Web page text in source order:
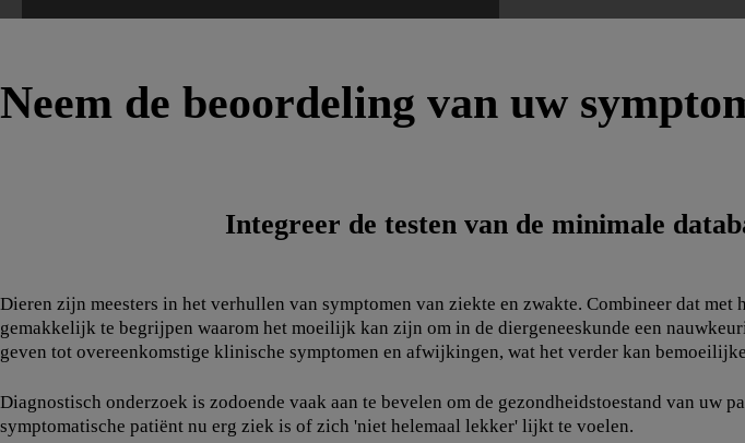
Neem de beoordeling van uw
Integreer de testen van de minimale
Dieren zijn meesters in het verhullen van symptomen van ziekte en zwakte. Combineer dat
gemakkelijk te begrijpen waarom het moeilijk kan zijn om in de diergeneeskunde een
geven tot overeenkomstige klinische symptomen en afwijkingen, wat het verder kan
Diagnostisch onderzoek is zodoende vaak aan te bevelen om de gezondheidstoestand van
symptomatische patiënt nu erg ziek is of zich 'niet helemaal lekker' lijkt te voelen.